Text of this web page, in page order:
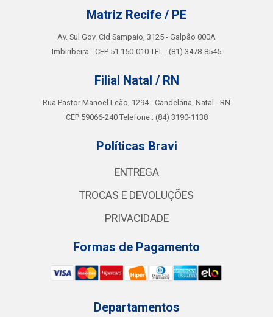
Matriz Recife / PE
Av. Sul Gov. Cid Sampaio, 3125 - Galpão 000A
Imbiribeira - CEP 51.150-010 TEL.: (81) 3478-8545
Filial Natal / RN
Rua Pastor Manoel Leão, 1294 - Candelária, Natal - RN
CEP 59066-240 Telefone.: (84) 3190-1138
Políticas Bravi
ENTREGA
TROCAS E DEVOLUÇÕES
PRIVACIDADE
Formas de Pagamento
Departamentos